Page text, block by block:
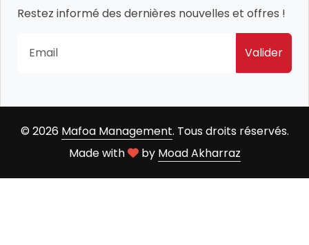
Restez informé des dernières nouvelles et offres !
Valider
© 2026 Mafoa Management. Tous droits réservés.
Made with
by Moad Akharraz